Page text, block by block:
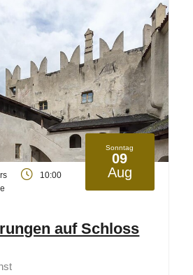
Sonntag
09
Aug
10:00
auf Schloss